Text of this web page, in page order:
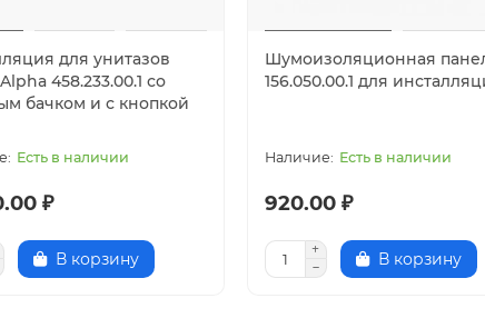
для унитазов
458.233.00.1 со
бачком и с кнопкой
Есть в наличии
₽
В корзину
Шумоизоляционная
156.050.00.1 для
Есть в наличии
920.00 ₽
В корзину